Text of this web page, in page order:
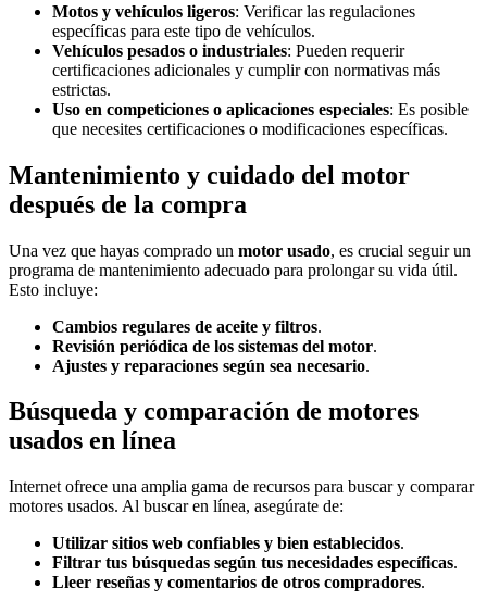
Motos y vehículos ligeros: Verificar las regulaciones
específicas para este tipo de vehículos.
Vehículos pesados o industriales: Pueden requerir
certificaciones adicionales y cumplir con normativas más
estrictas.
Uso en competiciones o aplicaciones especiales: Es posible
que necesites certificaciones o modificaciones específicas.
Mantenimiento y cuidado del motor
después de la compra
Una vez que hayas comprado un motor usado, es crucial seguir un
programa de mantenimiento adecuado para prolongar su vida útil.
Esto incluye:
Cambios regulares de aceite y filtros.
Revisión periódica de los sistemas del motor.
Ajustes y reparaciones según sea necesario.
Búsqueda y comparación de motores
usados en línea
Internet ofrece una amplia gama de recursos para buscar y comparar
motores usados. Al buscar en línea, asegúrate de:
Utilizar sitios web confiables y bien establecidos.
Filtrar tus búsquedas según tus necesidades específicas.
Lleer reseñas y comentarios de otros compradores.